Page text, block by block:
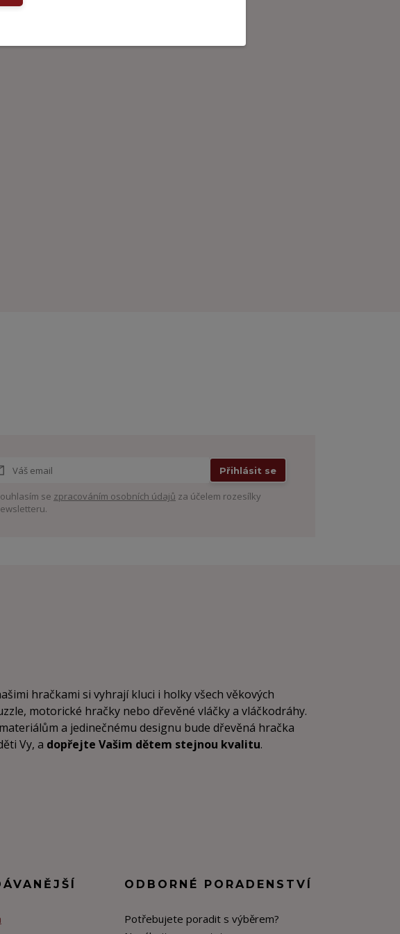
Přihlásit se
se zpracováním osobních údajů za účelem rozesílky
hračkami si vyhrají kluci i holky všech věkových
motorické hračky nebo dřevěné vláčky a vláčkodráhy.
a jedinečnému designu bude dřevěná hračka
Vy, a dopřejte Vašim dětem stejnou kvalitu.
ODBORNÉ PORADENSTVÍ
Potřebujete poradit s výběrem?